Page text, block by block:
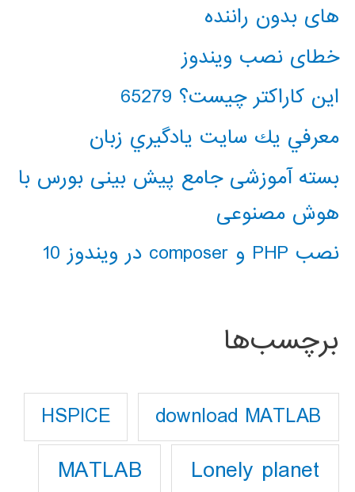
های بدون راننده
خطای نصب ویندوز
این کاراکتر چیست؟ 65279
معرفي يك سايت يادگيري زبان
بسته آموزشی جامع پیش بینی بورس با
هوش مصنوعی
نصب PHP و composer در ویندوز 10
برچسب‌ها
download MATLAB
HSPICE
Lonely planet
MATLAB